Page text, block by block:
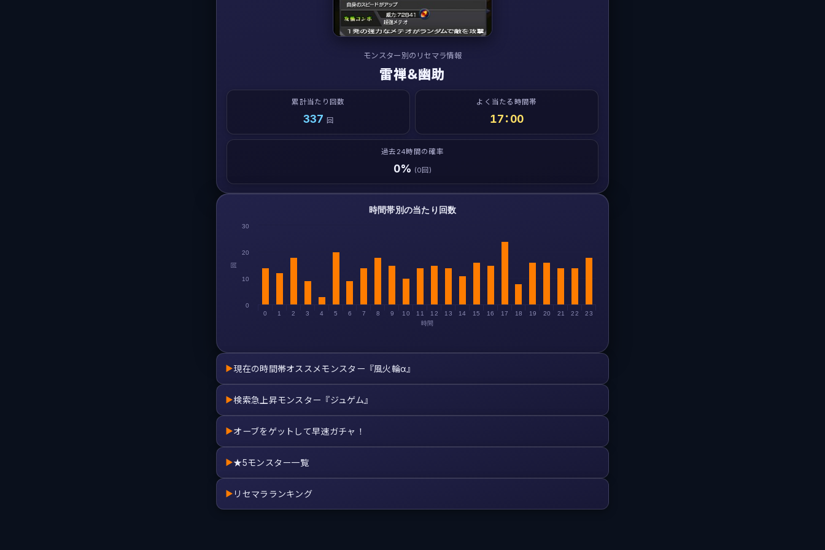
モンスター別のリセマラ情報
雷禅＆幽助
累計当たり回数
337 回
よく当たる時間帯
17：00
過去24時間の確率
0% (0回)
時間
回
時間帯別の当たり回数
0 1 2 3 4 5 6 7 8 9 10 11 12 13 14 15 16 17 18 19 20 21 22 23
0
10
20
30
▶現在の時間帯オススメモンスター『風火輪α』
▶検索急上昇モンスター『ジュゲム』
▶オーブをゲットして早速ガチャ！
▶★5モンスター一覧
▶ リセマラランキング